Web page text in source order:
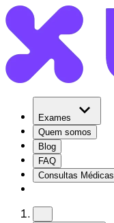
Exames
Quem somos
Blog
FAQ
Consultas Médicas